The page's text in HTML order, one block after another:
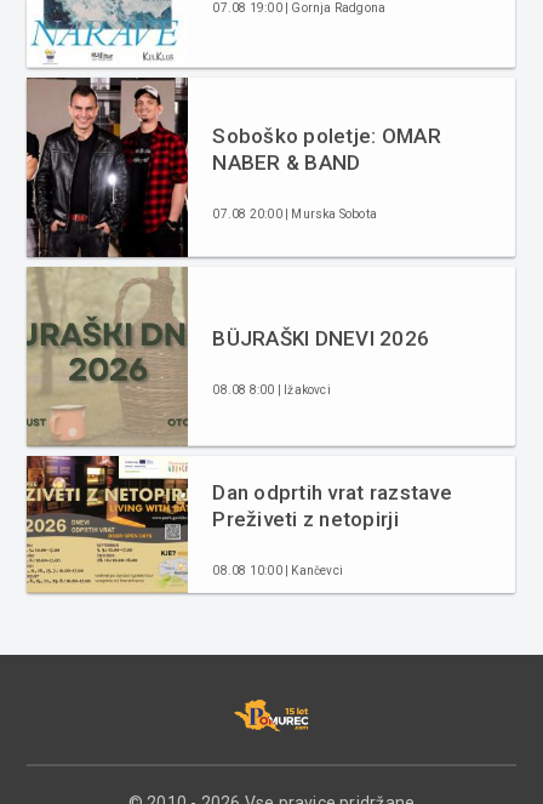
07.08 19:00 | Gornja Radgona
Soboško poletje: OMAR
NABER & BAND
07.08 20:00 | Murska Sobota
BÜJRAŠKI DNEVI 2026
08.08 8:00 | Ižakovci
Dan odprtih vrat razstave
Preživeti z netopirji
08.08 10:00 | Kančevci